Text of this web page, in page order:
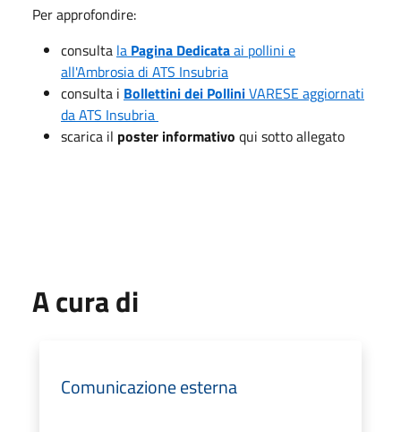
Per approfondire:
consulta la Pagina Dedicataai pollini e
all'Ambrosia di ATS Insubria
consulta i Bollettini dei PolliniVARESE aggiornati
da ATS Insubria
scarica il poster informativo qui sotto allegato
A cura di
Comunicazione esterna